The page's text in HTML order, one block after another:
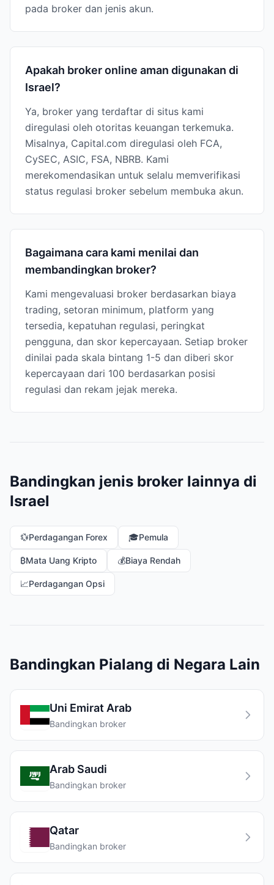
pada broker dan jenis akun.
Apakah broker online aman digunakan di
Israel?
Ya, broker yang terdaftar di situs kami
diregulasi oleh otoritas keuangan terkemuka.
Misalnya, Capital.com diregulasi oleh FCA,
CySEC, ASIC, FSA, NBRB. Kami
merekomendasikan untuk selalu memverifikasi
status regulasi broker sebelum membuka akun.
Bagaimana cara kami menilai dan
membandingkan broker?
Kami mengevaluasi broker berdasarkan biaya
trading, setoran minimum, platform yang
tersedia, kepatuhan regulasi, peringkat
pengguna, dan skor kepercayaan. Setiap broker
dinilai pada skala bintang 1-5 dan diberi skor
kepercayaan dari 100 berdasarkan posisi
regulasi dan rekam jejak mereka.
Bandingkan jenis broker lainnya di
Israel
💱Perdagangan Forex 🎓Pemula
₿Mata Uang Kripto 💰Biaya Rendah
📈Perdagangan Opsi
Bandingkan Pialang di Negara Lain
Uni Emirat Arab
Bandingkan broker
Arab Saudi
Bandingkan broker
Qatar
Bandingkan broker